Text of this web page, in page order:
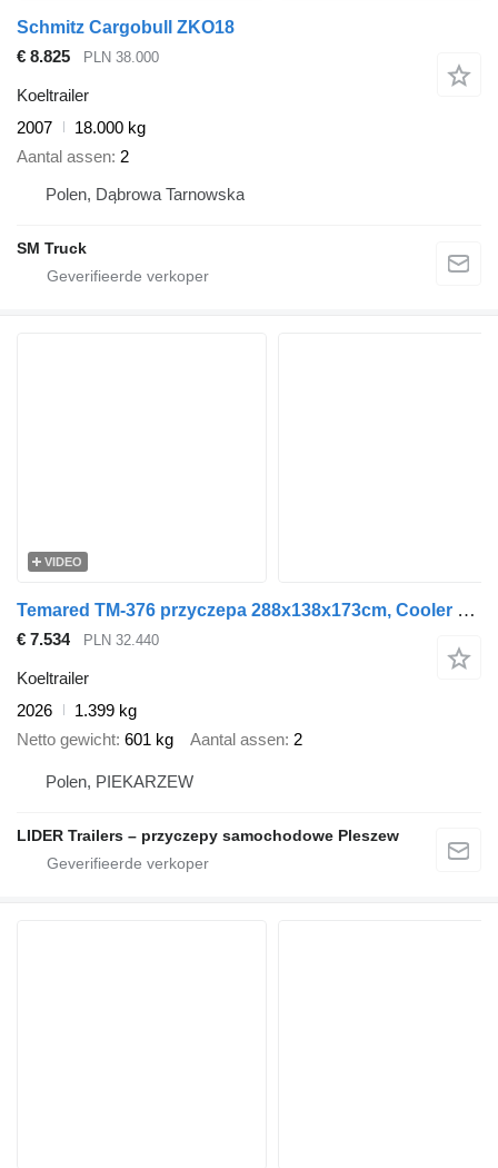
Schmitz Cargobull ZKO18
€ 8.825
PLN 38.000
Koeltrailer
2007
18.000 kg
Aantal assen 2
Polen, Dąbrowa Tarnowska
SM Truck
VIDEO
Temared TM-376 przyczepa 288x138x173cm, Cooler 3015/2 zabudowa izoterma
€ 7.534 PLN 32.440
Koeltrailer
2026
1.399 kg
Netto gewicht 601 kg Aantal assen 2
Polen, PIEKARZEW
LIDER Trailers – przyczepy samochodowe Pleszew